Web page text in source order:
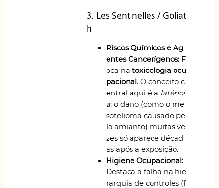
3. Les Sentinelles / Goliat
h
Riscos Químicos e Ag
entes Cancerígenos: F
oca na toxicologia ocu
pacional. O conceito c
entral aqui é a latênci
a: o dano (como o me
sotelioma causado pe
lo amianto) muitas ve
zes só aparece décad
as após a exposição.
Higiene Ocupacional:
Destaca a falha na hie
rarquia de controles (f